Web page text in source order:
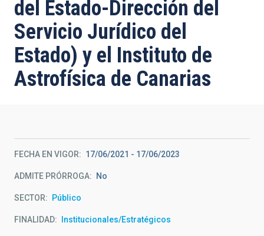
del Estado-Dirección del
Servicio Jurídico del
Estado) y el Instituto de
Astrofísica de Canarias
FECHA EN VIGOR 17/06/2021 - 17/06/2023
ADMITE PRÓRROGA No
SECTOR Público
FINALIDAD Institucionales/Estratégicos